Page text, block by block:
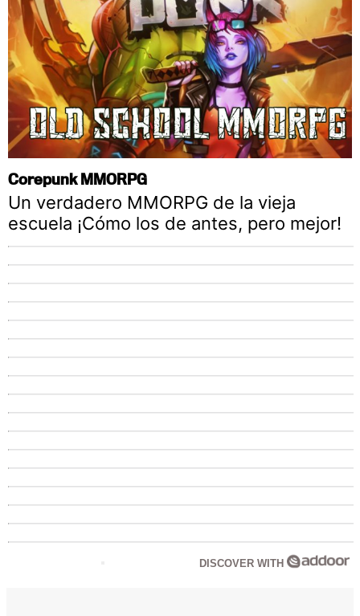
Corepunk MMORPG
Un verdadero MMORPG de la vieja
escuela ¡Cómo los de antes, pero mejor!
DISCOVER WITH